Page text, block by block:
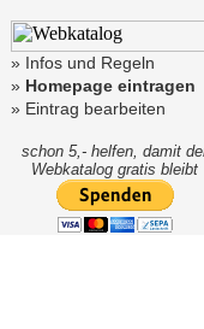
» Infos und Regeln
» Homepage eintragen
» Eintrag bearbeiten
schon 5,- helfen, damit
Webkatalog gratis bleibt